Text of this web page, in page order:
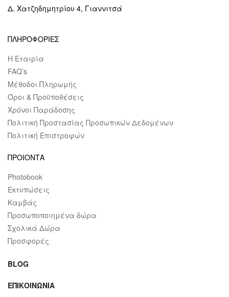
Δ. Χατζηδημητρίου 4, Γιαννιτσά
ΠΛΗΡΟΦΟΡΙΕΣ
Η Εταιρία
FAQ’s
Μέθοδοι Πληρωμής
Όροι & Προϋποθέσεις
Χρόνοι Παράδοσης
Πολιτική Προστασίας Προσωπικών Δεδομένων
Πολιτική Επιστροφών
ΠΡΟΙΟΝΤΑ
Photobook
Εκτυπώσεις
Καμβάς
Προσωποποιημένα δώρα
Σχολικά Δώρα
Προσφορές
BLOG
ΕΠΙΚΟΙΝΩΝΙΑ